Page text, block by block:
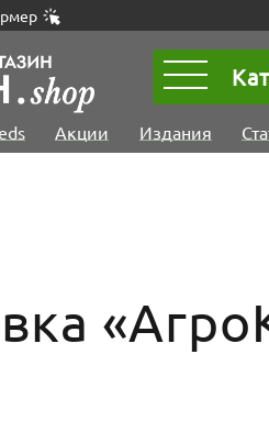
Акции Издания